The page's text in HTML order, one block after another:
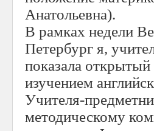
Анатольевна).
В рамках недели
Петербург я,
показала
изучением
Учителя-
методическому